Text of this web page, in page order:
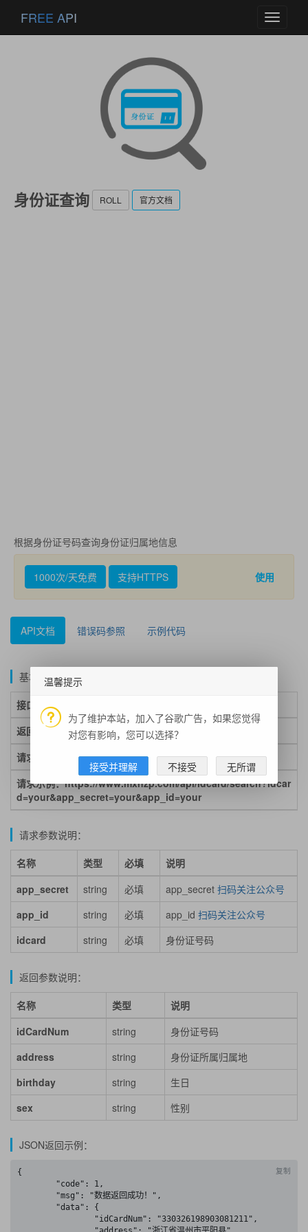
Toggle
FREE API
身份证查询 ROLL 官方文档
根据身份证号码查询身份证归属地信息
1000次/天免费 支持HTTPS 使用
API文档 错误码参照 示例代码
基本说明：
接口地址：
返回格式：json
请求方式：get
请求示例：https://www.mxnzp.com/api/idcard/search?idcar
d=your&app_secret=your&app_id=your
请求参数说明：
名称 类型 必填
说明
app_secret
string 必填 app_secret 扫码关注公众号
app_id
string 必填 app_id 扫码关注公众号
idcard
string 必填 身份证号码
返回参数说明：
名称 类型
说明
idCardNum
string
身份证号码
address
string
身份证所属归属地
birthday
string
生日
sex
string 性别
JSON返回示例：
复制
{
温馨提示
为了维护本站，加入了谷歌广告，如果您觉得
对您有影响，您可以选择？
接受并理解 不接受 无所谓